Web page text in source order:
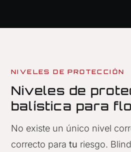
NIVELES DE PROTECCIÓN
Niveles de
balística para
No existe un único nivel
correcto para tu riesgo.